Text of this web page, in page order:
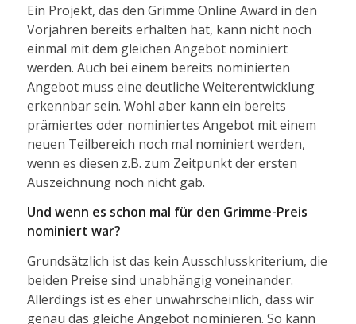
Ein Projekt, das den Grimme Online Award in den
Vorjahren bereits erhalten hat, kann nicht noch
einmal mit dem gleichen Angebot nominiert
werden. Auch bei einem bereits nominierten
Angebot muss eine deutliche Weiterentwicklung
erkennbar sein. Wohl aber kann ein bereits
prämiertes oder nominiertes Angebot mit einem
neuen Teilbereich noch mal nominiert werden,
wenn es diesen z.B. zum Zeitpunkt der ersten
Auszeichnung noch nicht gab.
Und wenn es schon mal für den Grimme-Preis
nominiert war?
Grundsätzlich ist das kein Ausschlusskriterium, die
beiden Preise sind unabhängig voneinander.
Allerdings ist es eher unwahrscheinlich, dass wir
genau das gleiche Angebot nominieren. So kann